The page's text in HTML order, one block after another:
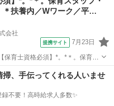
＊扶養内／Wワーク／平…
会社
提携サイト 7月23日
ワーク／平日のみ／定員12名／
士
掃、手伝ってくれる人いませ
例1万円〜 / 登録不要！高時給求人多数✨